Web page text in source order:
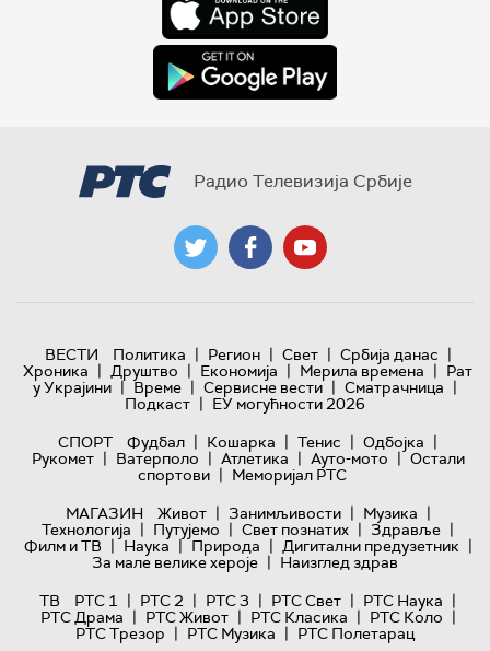
Радио Телевизија Србије
ВЕСТИ Политика | Регион | Свет | Србија данас |
Хроника | Друштво | Економија | Мерила времена | Рат
у Украјини | Време | Сервисне вести | Сматрачница |
Подкаст | ЕУ могућности 2026
СПОРТ
Фудбал | Кошарка | Тенис | Одбојка |
Рукомет | Ватерполо | Атлетика | Ауто-мото | Остали
спортови | Меморијал РТС
МАГАЗИН
Живот | Занимљивости | Музика |
Технологијa | Путујемо | Свет познатих | Здравље |
Филм и ТВ | Наука | Природа | Дигитални предузетник |
За мале велике хероје | Наизглед здрав
ТВ
РТС 1 | РТС 2 | РТС 3 | РТС Свет | РТС Наука |
РТС Драма | РТС Живот | РТС Класика | РТС Коло |
РТС Трезор | РТС Музика | РТС Полетарац